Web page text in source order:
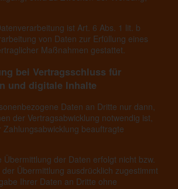
ist Art. 6 Abs. 1 lit. b
von Daten zur Erfüllung eines
Maßnahmen gestattet.
bei Vertragsschluss für
und digitale Inhalte
Daten an Dritte nur dann,
der Vertragsabwicklung notwendig ist,
beauftragte
Übermittlung der Daten erfolgt nicht bzw.
Übermittlung ausdrücklich zugestimmt
Ihrer Daten an Dritte ohne